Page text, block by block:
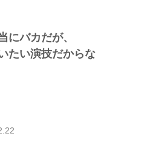
にバカだが、
たい演技だからな